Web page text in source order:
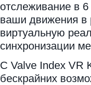
отслеживание в
ваши движения в
виртуальную
синхронизации
С Valve Index VR
бескрайних